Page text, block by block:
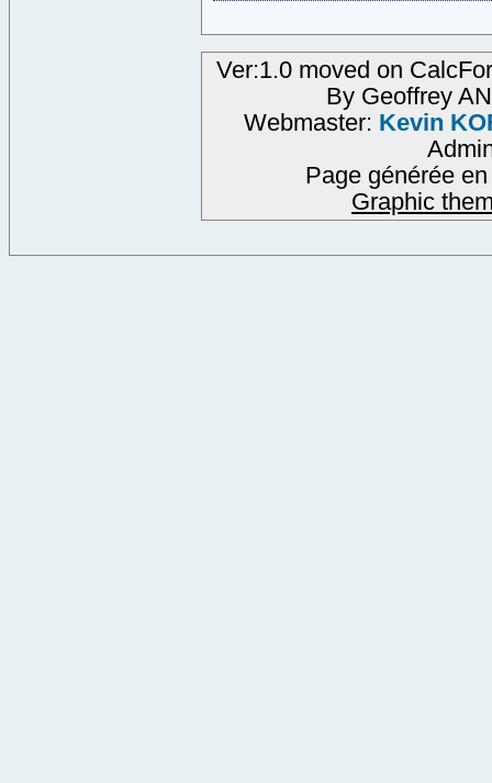
Ver:1.0 moved on
By Geoffrey
Webmaster: Kevin
Page générée
Graphic